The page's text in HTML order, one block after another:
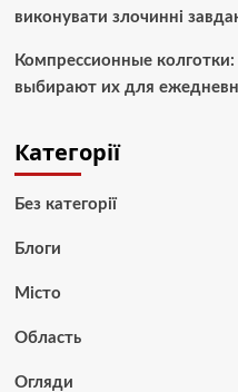
виконувати злочинні
Компрессионные
выбирают их для
Категорії
Без категорії
Блоги
Місто
Область
Огляди